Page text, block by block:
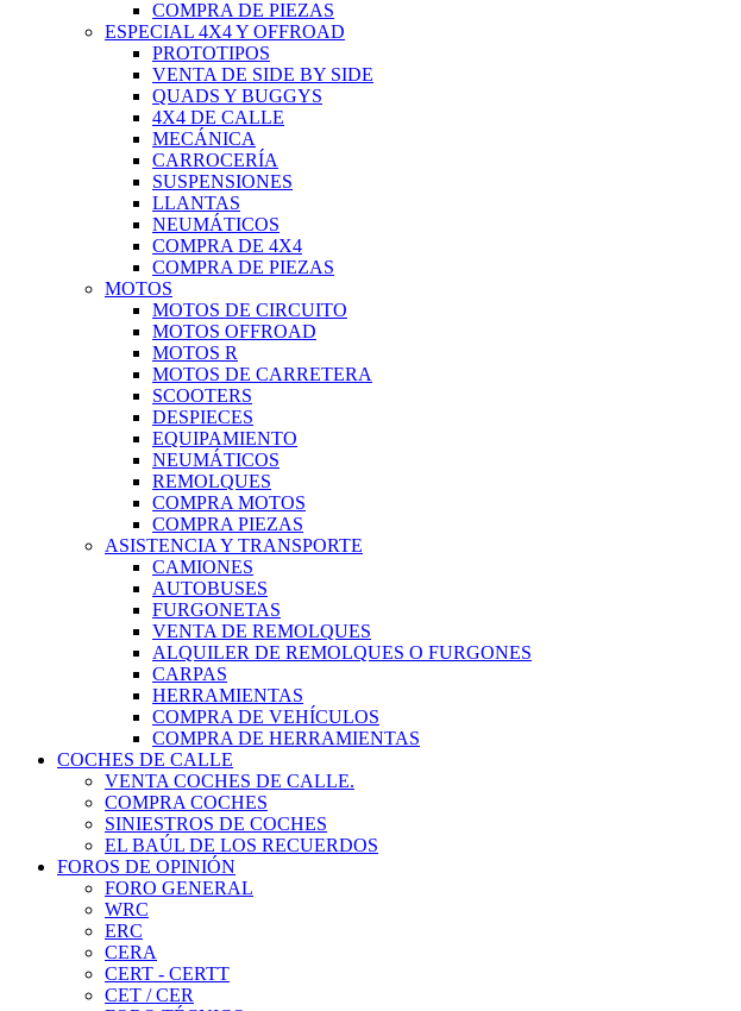
COMPRA DE PIEZAS
ESPECIAL 4X4 Y OFFROAD
PROTOTIPOS
VENTA DE SIDE BY SIDE
QUADS Y BUGGYS
4X4 DE CALLE
MECÁNICA
CARROCERÍA
SUSPENSIONES
LLANTAS
NEUMÁTICOS
COMPRA DE 4X4
COMPRA DE PIEZAS
MOTOS
MOTOS DE CIRCUITO
MOTOS OFFROAD
MOTOS R
MOTOS DE CARRETERA
SCOOTERS
DESPIECES
EQUIPAMIENTO
NEUMÁTICOS
REMOLQUES
COMPRA MOTOS
COMPRA PIEZAS
ASISTENCIA Y TRANSPORTE
CAMIONES
AUTOBUSES
FURGONETAS
VENTA DE REMOLQUES
ALQUILER DE REMOLQUES O FURGONES
CARPAS
HERRAMIENTAS
COMPRA DE VEHÍCULOS
COMPRA DE HERRAMIENTAS
COCHES DE CALLE
VENTA COCHES DE CALLE.
COMPRA COCHES
SINIESTROS DE COCHES
EL BAÚL DE LOS RECUERDOS
FOROS DE OPINIÓN
FORO GENERAL
WRC
ERC
CERA
CERT - CERTT
CET / CER